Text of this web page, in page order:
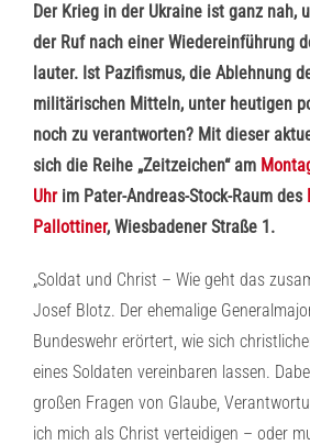
Der Krieg in der Ukraine ist ganz nah,
der Ruf nach einer Wiedereinführung
lauter. Ist Pazifismus, die Ablehnung
militärischen Mitteln, unter heutigen
noch zu verantworten? Mit dieser
sich die Reihe „Zeitzeichen“ am
Uhrim Pater-Andreas-Stock-Raum des
Pallottiner, Wiesbadener Straße 1.
„Soldat und Christ – Wie geht das
Josef Blotz. Der ehemalige
Bundeswehr erörtert, wie sich
eines Soldaten vereinbaren lassen.
großen Fragen von Glaube,
ich mich als Christ verteidigen – oder